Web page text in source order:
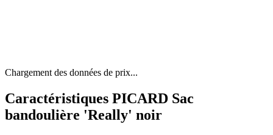
Chargement des données de prix...
Caractéristiques PICARD Sac
bandoulière 'Really' noir